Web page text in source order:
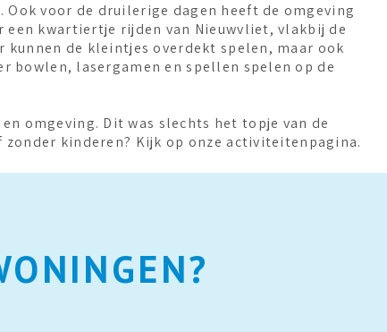
voor de druilerige dagen heeft de omgeving
kwartiertje rijden van Nieuwvliet, vlakbij de
kunnen de kleintjes overdekt spelen, maar ook
bowlen, lasergamen en spellen spelen op de
omgeving. Dit was slechts het topje van de
kinderen? Kijk op onze activiteitenpagina.